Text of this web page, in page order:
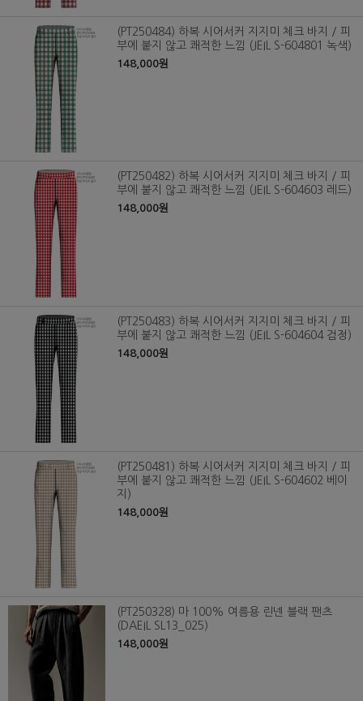
(PT250484) 하복 시어서커 지지미 체크 바지 / 피
부에 붙지 않고 쾌적한 느낌 (JEIL S-604801 녹색)
148,000원
(PT250482) 하복 시어서커 지지미 체크 바지 / 피
부에 붙지 않고 쾌적한 느낌 (JEIL S-604603 레드)
148,000원
(PT250483) 하복 시어서커 지지미 체크 바지 / 피
부에 붙지 않고 쾌적한 느낌 (JEIL S-604604 검정)
148,000원
(PT250481) 하복 시어서커 지지미 체크 바지 / 피
부에 붙지 않고 쾌적한 느낌 (JEIL S-604602 베이
지)
148,000원
(PT250328) 마 100% 여름용 린넨 블랙 팬츠
(DAEIL SL13_025)
148,000원